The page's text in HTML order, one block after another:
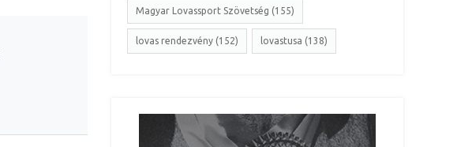
Magyar Lovassport Szövetség (155)
lovas rendezvény (152) lovastusa (138)